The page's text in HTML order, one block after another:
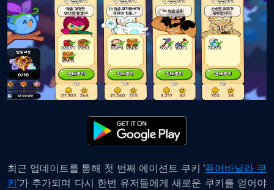
최근 업데이트를 통해 첫 번째 에이션트 쿠키 ‘퓨어바닐라 쿠
키’가 추가되며 다시 한번 유저들에게 새로운 쿠키를 얻어야